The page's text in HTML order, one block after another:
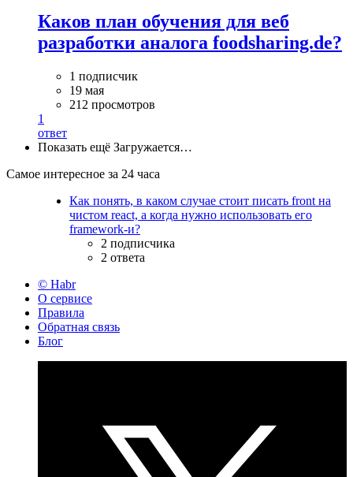
Каков план обучения для веб
разработки аналога foodsharing.de?
1 подписчик
19 мая
212 просмотров
1
ответ
Показать ещё Загружается…
Самое интересное за 24 часа
Как понять, в каком случае стоит писать front на
чистом react, а когда нужно использовать его
framework-и?
2 подписчика
2 ответа
© Habr
О сервисе
Правила
Обратная связь
Блог